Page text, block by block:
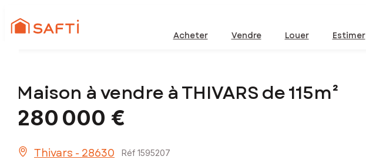
Acheter Vendre Louer Estimer
Maison à vendre à THIVARS de 115m²
280 000 €
Thivars - 28630 Réf 1595207